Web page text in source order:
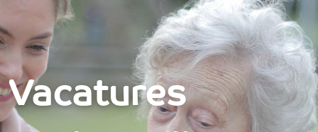
Hulp & Advies
Welzijn
Activiteiten
Wonen
Vacatures - St. Joseph
Vacatures